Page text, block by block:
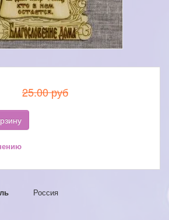
25.00 руб
Россия